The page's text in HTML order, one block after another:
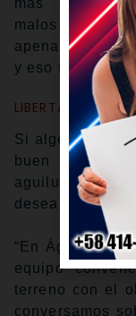
malos, lo cual
apenas estuve
y eso fue lo que
LIBERTAD DE
Si algo ha
buen
aguilucho,
desea decir
“En Águilas no
equipo
terreno con el
conversamos